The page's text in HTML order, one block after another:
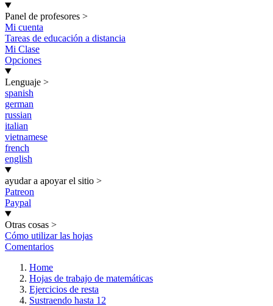
Panel de profesores >
Mi cuenta
Tareas de educación a distancia
Mi Clase
Opciones
Lenguaje >
spanish
german
russian
italian
vietnamese
french
english
ayudar a apoyar el sitio >
Patreon
Paypal
Otras cosas >
Cómo utilizar las hojas
Comentarios
Home
Hojas de trabajo de matemáticas
Ejercicios de resta
Sustraendo hasta 12